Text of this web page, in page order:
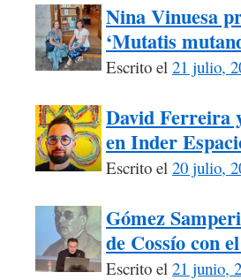
Nina Vinuesa
‘Mutatis
Escrito el 21 julio,
David Ferreira
en Inder
Escrito el 20 julio,
Gómez
de Cossío con
Escrito el 21 junio,